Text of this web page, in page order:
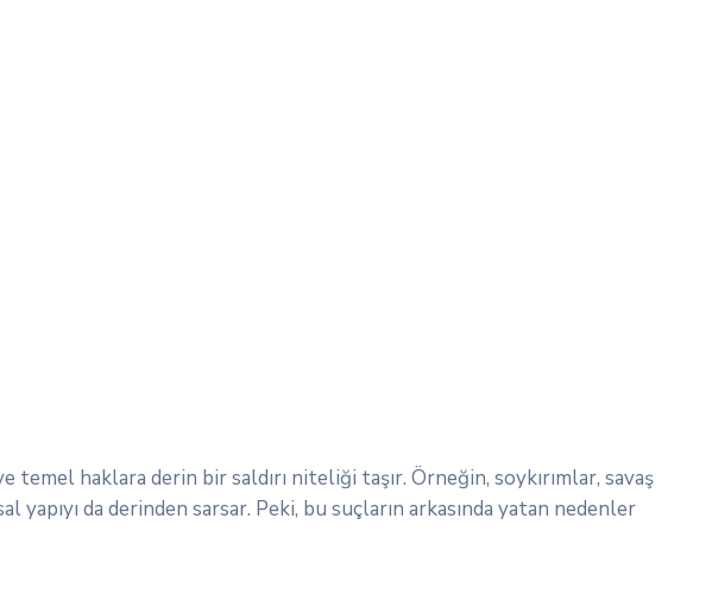
haklara derin bir saldırı niteliği taşır. Örneğin, soykırımlar, savaş
da derinden sarsar. Peki, bu suçların arkasında yatan nedenler